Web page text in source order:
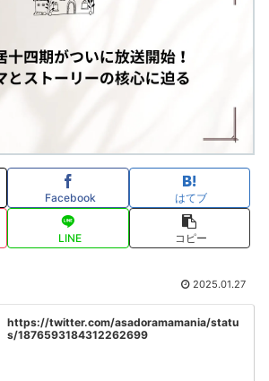
Facebook はてブ
LINE コピー
2025.01.27
https://twitter.com/asadoramamania/statu
s/1876593184312262699